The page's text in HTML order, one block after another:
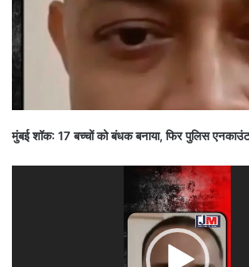
मुंबई शॉक: 17 बच्चों को बंधक बनाया, फिर पुलिस